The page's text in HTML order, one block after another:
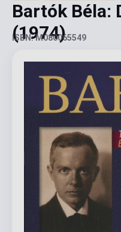
Bartók Béla:
(1974)
ISBN: M080065549